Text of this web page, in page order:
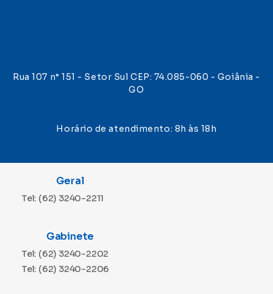
Rua 107 n° 151 - Setor Sul CEP: 74.085-060 - Goiânia -
GO
Horário de atendimento: 8h às 18h
Geral
Tel: (62) 3240-2211
Gabinete
Tel: (62) 3240-2202
Tel: (62) 3240-2206